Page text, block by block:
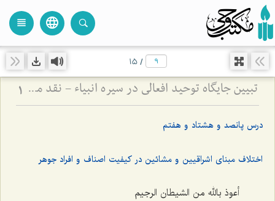
language
view_headline
/
15
تبیین جایگاه توحید افعالی در سیره انبیاء - نقد مدعیان دروغین و ضرورت خروج از خودپرستی 1
درس پانصد و هشتاد و هفتم
اختلاف مبنای اشراقیین و مشائین در کیفیت اصناف و افراد جوهر
أعوذ بالله من الشیطان الرجیم